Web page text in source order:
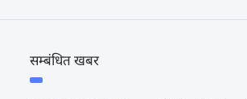
सम्बंधित खबर